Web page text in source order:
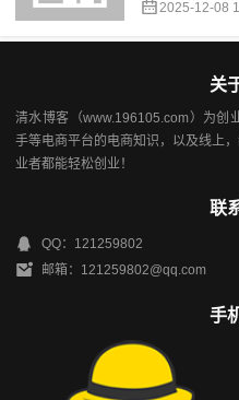
2025-12-08
关
清水博客（www.196105.com）为创
手等电商平台的电商知识，以及线上
业者都能轻松创业！
联
QQ：121259802
邮箱：121259802@qq.com
手